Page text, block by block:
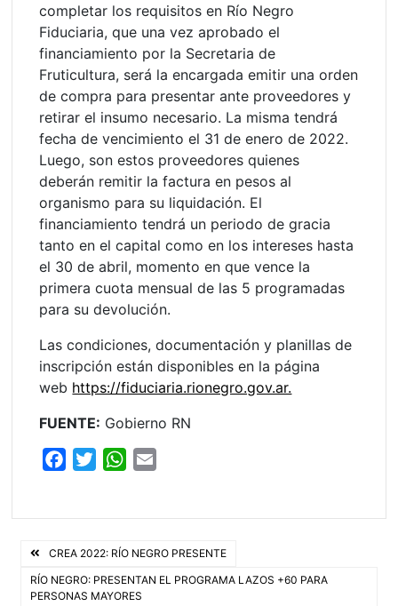
completar los requisitos en Río Negro
Fiduciaria, que una vez aprobado el
financiamiento por la Secretaria de
Fruticultura, será la encargada emitir una orden
de compra para presentar ante proveedores y
retirar el insumo necesario. La misma tendrá
fecha de vencimiento el 31 de enero de 2022.
Luego, son estos proveedores quienes
deberán remitir la factura en pesos al
organismo para su liquidación. El
financiamiento tendrá un periodo de gracia
tanto en el capital como en los intereses hasta
el 30 de abril, momento en que vence la
primera cuota mensual de las 5 programadas
para su devolución.
Las condiciones, documentación y planillas de
inscripción están disponibles en la página
web https://fiduciaria.rionegro.gov.ar.
FUENTE: Gobierno RN
b
o
o
t
e
r
W
s
A
p
l
Navegación
de
CREA 2022: RÍO NEGRO PRESENTE
RÍO NEGRO: PRESENTAN EL PROGRAMA LAZOS +60 PARA
PERSONAS MAYORES